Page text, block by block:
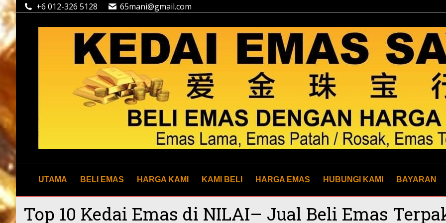
+6 012-326 5128 65mani@gmail.com
UTAMA BELI EMAS HARGA KAMI KAMI BELI HARGA EMAS HUBUNGI KAMI BAYARAN
Top 10 Kedai Emas di NILAI– Jual Beli Emas